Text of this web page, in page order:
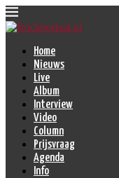
Home
Nieuws
Live
Album
Interview
Video
Column
Prijsvraag
Agenda
Info